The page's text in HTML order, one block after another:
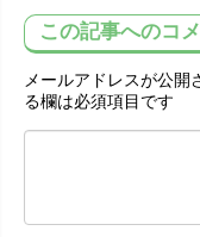
この記事へのコ
メールアドレスが公開
る欄は必須項目です